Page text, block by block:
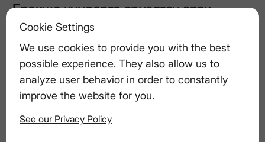
Cookie Settings
We use cookies to provide you with the best
possible experience. They also allow us to
analyze user behavior in order to constantly
improve the website for you.
See our Privacy Policy
Ерекше күндерге арналған арақ
коктейльдері: туған күндер, үйлену
тойлары және т.б
Шатыр үстіндегі жиын: Қалада еш
қиындықсыз түнді қалай
ұйымдастыру